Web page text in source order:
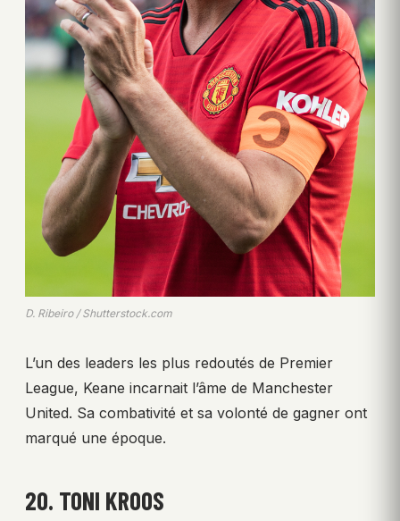
D. Ribeiro / Shutterstock.com
L’un des leaders les plus redoutés de Premier
League, Keane incarnait l’âme de Manchester
United. Sa combativité et sa volonté de gagner ont
marqué une époque.
20. TONI KROOS